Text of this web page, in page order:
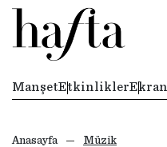
ManşetEtkinliklerEkran
Anasayfa Müzik